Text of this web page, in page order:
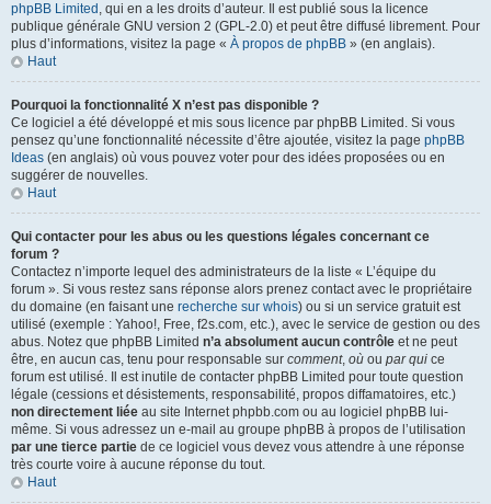
phpBB Limited , qui en a les droits d’auteur. Il est publié sous la licence
publique générale GNU version 2 (GPL-2.0) et peut être diffusé librement. Pour
plus d’informations, visitez la page « À propos de phpBB » (en anglais).
Haut
Pourquoi la fonctionnalité X n’est pas disponible ?
Ce logiciel a été développé et mis sous licence par phpBB Limited. Si vous
pensez qu’une fonctionnalité nécessite d’être ajoutée, visitez la page phpBB
Ideas (en anglais) où vous pouvez voter pour des idées proposées ou en
suggérer de nouvelles.
Haut
Qui contacter pour les abus ou les questions légales concernant ce
forum ?
Contactez n’importe lequel des administrateurs de la liste « L’équipe du
forum ». Si vous restez sans réponse alors prenez contact avec le propriétaire
du domaine (en faisant une recherche sur whois) ou si un service gratuit est
utilisé (exemple : Yahoo!, Free, f2s.com, etc.), avec le service de gestion ou des
abus. Notez que phpBB Limited n’a absolument aucun contrôle et ne peut
être, en aucun cas, tenu pour responsable sur comment, où ou par qui ce
forum est utilisé. Il est inutile de contacter phpBB Limited pour toute question
légale (cessions et désistements, responsabilité, propos diffamatoires, etc.)
non directement liée au site Internet phpbb.com ou au logiciel phpBB lui-
même. Si vous adressez un e-mail au groupe phpBB à propos de l’utilisation
par une tierce partie de ce logiciel vous devez vous attendre à une réponse
très courte voire à aucune réponse du tout.
Haut